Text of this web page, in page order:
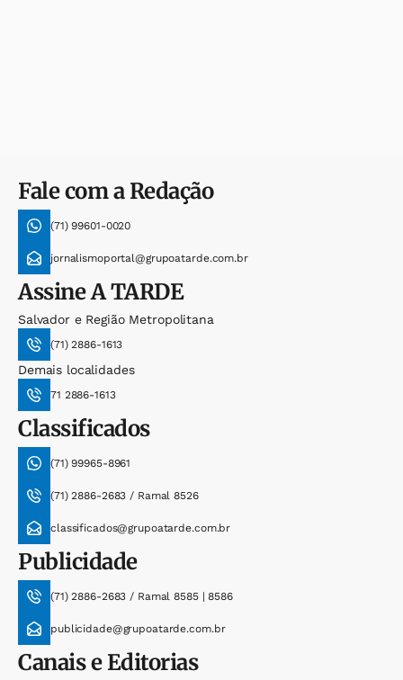
Fale com a Redação
(71) 99601-0020
jornalismoportal@grupoatarde.com.br
AssineA TARDE
Salvador e Região Metropolitana
(71) 2886-1613
Demais localidades
71 2886-1613
Classificados
(71) 99965-8961
(71) 2886-2683 / Ramal 8526
classificados@grupoatarde.com.br
Publicidade
(71) 2886-2683 / Ramal 8585 | 8586
publicidade@grupoatarde.com.br
Canais e Editorias